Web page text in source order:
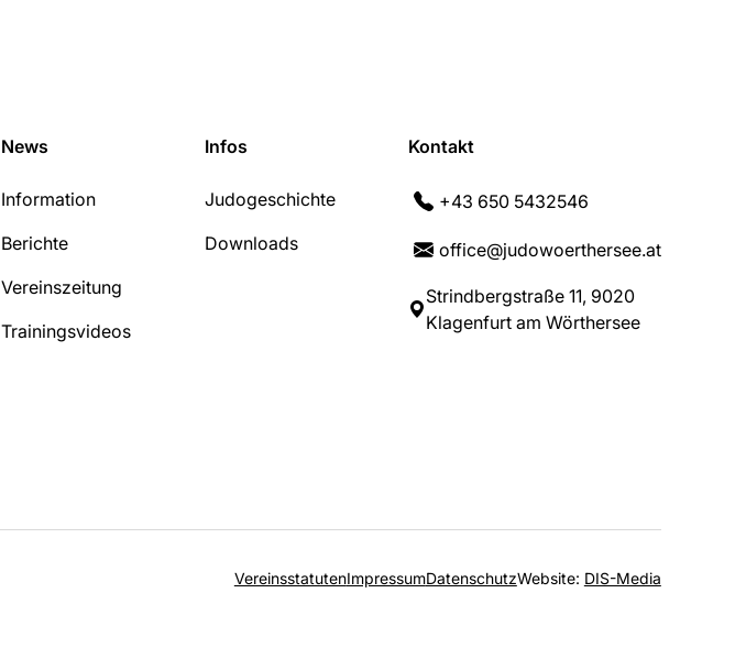
News
Information
Berichte
Vereinszeitung
Trainingsvideos
Infos
Judogeschichte
Downloads
Kontakt
+43 650 5432546
office@judowoerthersee.at
Strindbergstraße 11, 9020
Klagenfurt am Wörthersee
VereinsstatutenImpressumDatenschutzWebsite: DIS-Media